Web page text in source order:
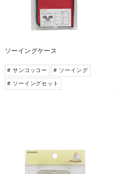
ソーイングケース
# サンコッコー # ソーイング
# ソーイングセット